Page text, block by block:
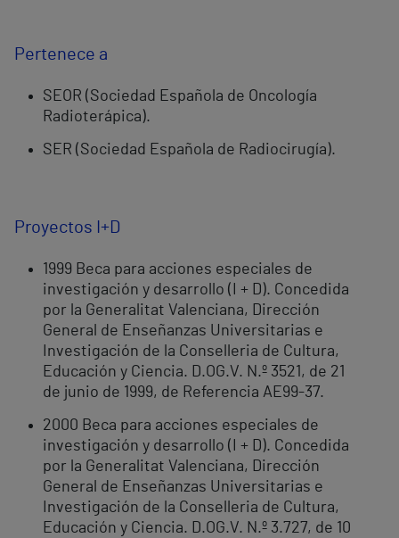
Pertenece a
SEOR (Sociedad Española de Oncología
Radioterápica).
SER (Sociedad Española de Radiocirugía).
Proyectos I+D
1999 Beca para acciones especiales de
investigación y desarrollo (I + D). Concedida
por la Generalitat Valenciana, Dirección
General de Enseñanzas Universitarias e
Investigación de la Conselleria de Cultura,
Educación y Ciencia. D.OG.V. N.º 3521, de 21
de junio de 1999, de Referencia AE99-37.
2000 Beca para acciones especiales de
investigación y desarrollo (I + D). Concedida
por la Generalitat Valenciana, Dirección
General de Enseñanzas Universitarias e
Investigación de la Conselleria de Cultura,
Educación y Ciencia. D.OG.V. N.º 3.727, de 10